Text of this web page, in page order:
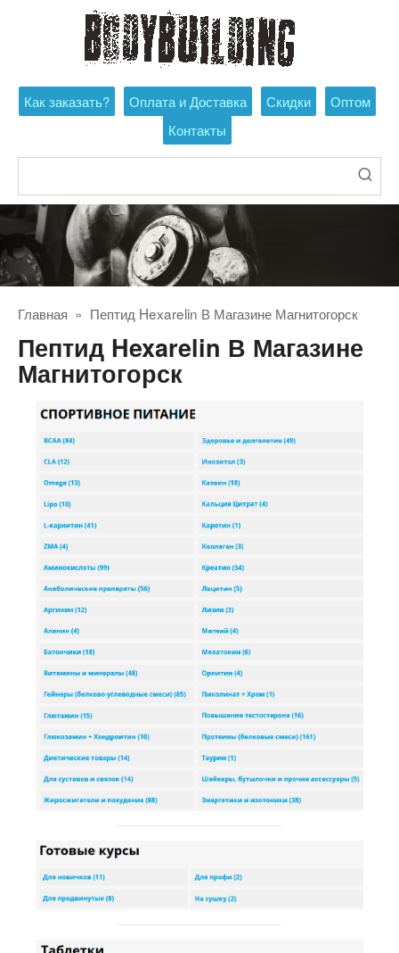
Как заказать? Оплата и Доставка Скидки
Оптом
Контакты
Главная » Пептид Hexarelin В Магазине Магнитогорск
Пептид Hexarelin В Магазине
Магнитогорск